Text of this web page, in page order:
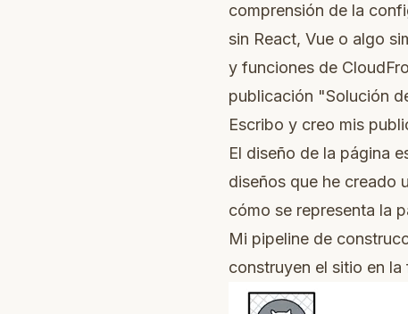
comprensión de la
sin React, Vue o algo
y funciones de
publicación "Solución
Escribo y creo mis
El diseño de la página
diseños que he creado
cómo se representa la
Mi pipeline de
construyen el sitio en